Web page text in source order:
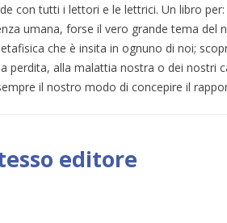
con tutti i lettori e le lettrici. Un libro
umana, forse il vero grande tema
che è insita in ognuno di noi;
perdita, alla malattia nostra o dei nostri
il nostro modo di concepire il
editore